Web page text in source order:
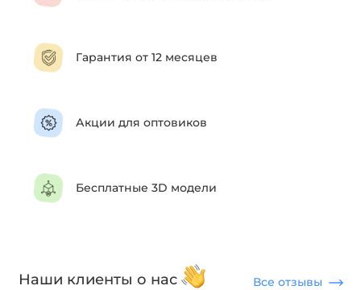
Гарантия от 12 месяцев
Акции для оптовиков
Бесплатные 3D модели
Наши клиенты о нас Все отзывы